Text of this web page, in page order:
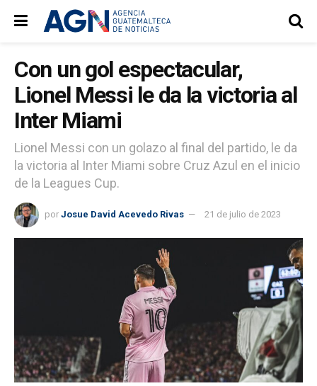
Con un gol espectacular,
Lionel Messi le da la victoria al
Inter Miami
Lionel Messi con un golazo al final del partido, le da
la victoria al Inter Miami sobre Cruz Azul en el inicio
de la Leagues Cup.
por Josue David Acevedo Rivas 21 de julio de 2023